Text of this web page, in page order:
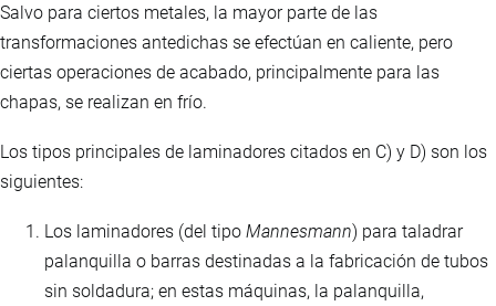
Salvo para ciertos metales, la mayor parte de las
transformaciones antedichas se efectúan en caliente, pero
ciertas operaciones de acabado, principalmente para las
chapas, se realizan en frío.
Los tipos principales de laminadores citados en C) y D) son los
siguientes:
Los laminadores (del tipo Mannesmann) para taladrar
palanquilla o barras destinadas a la fabricación de tubos
sin soldadura; en estas máquinas, la palanquilla,